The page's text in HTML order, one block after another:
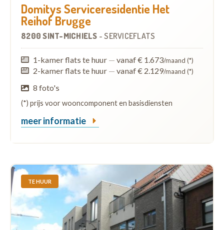
Domitys Serviceresidentie Het
Reihof Brugge
8200 SINT-MICHIELS -SERVICEFLATS
1-kamer flats te huur — vanaf € 1.673/maand (*)
2-kamer flats te huur — vanaf € 2.129/maand (*)
8 foto's
(*) prijs voor wooncomponent en basisdiensten
meer informatie
TE HUUR